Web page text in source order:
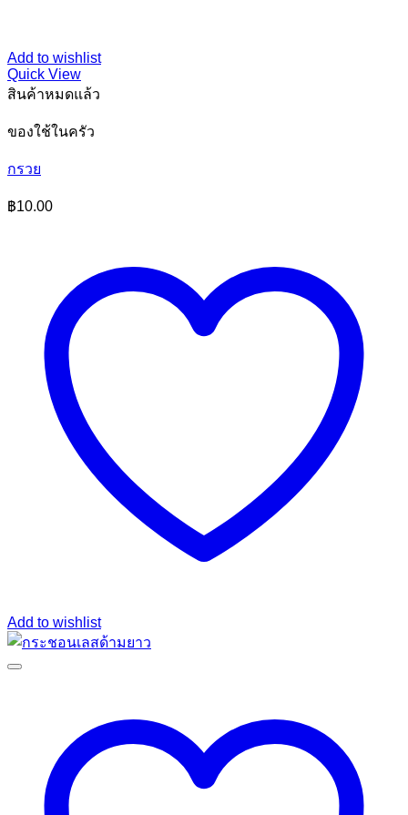
Add to wishlist
Quick View
สินค้าหมดแล้ว
ของใช้ในครัว
กรวย
฿10.00
Add to wishlist